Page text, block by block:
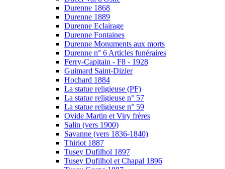
Durenne 1868
Durenne 1889
Durenne Eclairage
Durenne Fontaines
Durenne Monuments aux morts
Durenne n° 6 Articles funéraires
Ferry-Capitain - F8 - 1928
Guimard Saint-Dizier
Hochard 1884
La statue religieuse (PF)
La statue religieuse n° 57
La statue religieuse n° 59
Ovide Martin et Viry frères
Salin (vers 1900)
Savanne (vers 1836-1840)
Thiriot 1887
Tusey Dufilhol 1897
Tusey Dufilhol et Chapal 1896